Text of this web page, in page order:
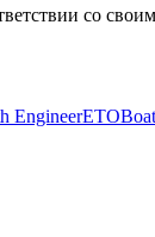
со
EngineerETO